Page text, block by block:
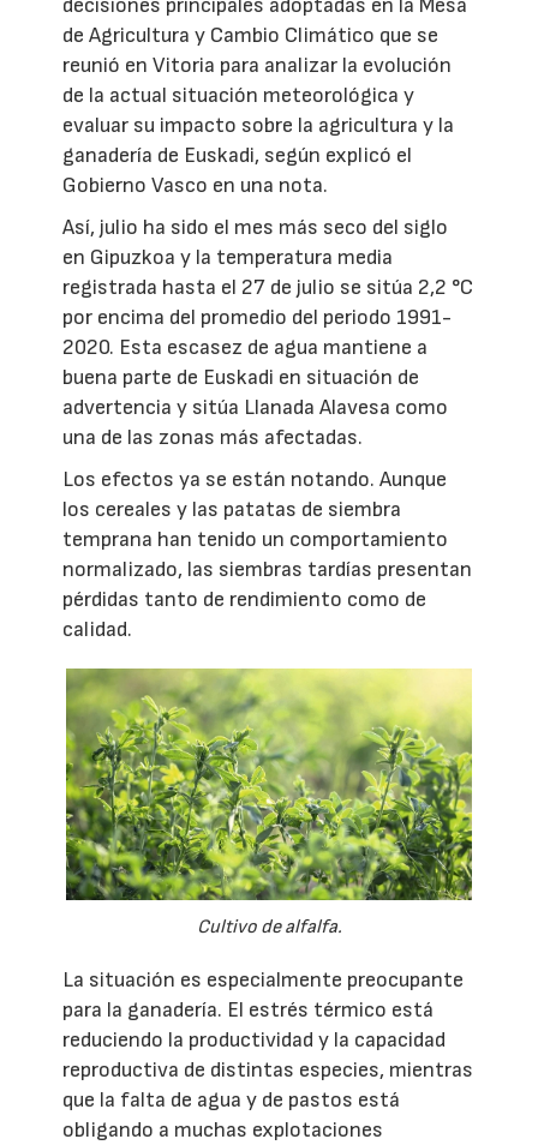
decisiones principales adoptadas en la Mesa
de Agricultura y Cambio Climático que se
reunió en Vitoria para analizar la evolución
de la actual situación meteorológica y
evaluar su impacto sobre la agricultura y la
ganadería de Euskadi, según explicó el
Gobierno Vasco en una nota.
Así, julio ha sido el mes más seco del siglo
en Gipuzkoa y la temperatura media
registrada hasta el 27 de julio se sitúa 2,2 °C
por encima del promedio del periodo 1991-
2020. Esta escasez de agua mantiene a
buena parte de Euskadi en situación de
advertencia y sitúa Llanada Alavesa como
una de las zonas más afectadas.
Los efectos ya se están notando. Aunque
los cereales y las patatas de siembra
temprana han tenido un comportamiento
normalizado, las siembras tardías presentan
pérdidas tanto de rendimiento como de
calidad.
Cultivo de alfalfa.
La situación es especialmente preocupante
para la ganadería. El estrés térmico está
reduciendo la productividad y la capacidad
reproductiva de distintas especies, mientras
que la falta de agua y de pastos está
obligando a muchas explotaciones